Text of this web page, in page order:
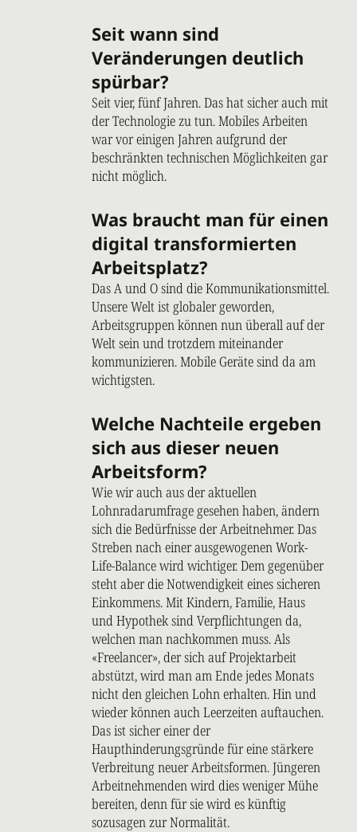
Seit wann sind
Veränderungen deutlich
spürbar?
Seit vier, fünf Jahren. Das hat sicher auch mit
der Technologie zu tun. Mobiles Arbeiten
war vor einigen Jahren aufgrund der
beschränkten technischen Möglichkeiten gar
nicht möglich.
Was braucht man für einen
digital transformierten
Arbeitsplatz?
Das A und O sind die Kommunikationsmittel.
Unsere Welt ist globaler geworden,
Arbeitsgruppen können nun überall auf der
Welt sein und trotzdem miteinander
kommunizieren. Mobile Geräte sind da am
wichtigsten.
Welche Nachteile ergeben
sich aus dieser neuen
Arbeitsform?
Wie wir auch aus der aktuellen
Lohnradarumfrage gesehen haben, ändern
sich die Bedürfnisse der Arbeitnehmer. Das
Streben nach einer ausgewogenen Work-
Life-Balance wird wichtiger. Dem gegenüber
steht aber die Notwendigkeit eines sicheren
Einkommens. Mit Kindern, Familie, Haus
und Hypothek sind Verpflichtungen da,
welchen man nachkommen muss. Als
«Freelancer», der sich auf Projektarbeit
abstützt, wird man am Ende jedes Monats
nicht den gleichen Lohn erhalten. Hin und
wieder können auch Leerzeiten auftauchen.
Das ist sicher einer der
Haupthinderungsgründe für eine stärkere
Verbreitung neuer Arbeitsformen. Jüngeren
Arbeitnehmenden wird dies weniger Mühe
bereiten, denn für sie wird es künftig
sozusagen zur Normalität.